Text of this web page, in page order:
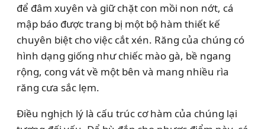
để đâm xuyên và giữ chặt con mồi non nớt, cá
mập báo được trang bị một bộ hàm thiết kế
chuyên biệt cho việc cắt xén. Răng của chúng có
hình dạng giống như chiếc mào gà, bề ngang
rộng, cong vát về một bên và mang nhiều rìa
răng cưa sắc lẹm.
Điều nghịch lý là cấu trúc cơ hàm của chúng lại